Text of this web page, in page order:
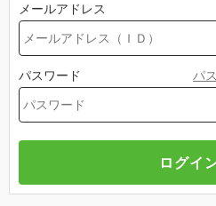
メールアドレス
パスワード パ